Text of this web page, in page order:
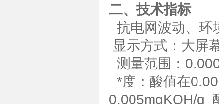
二、技术指标
抗电网波动、环
显示方式：大屏
测量范围：
*度：酸值在
0.005mgKOH/g